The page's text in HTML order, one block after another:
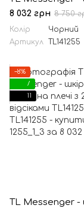
8 032 грн 8 750
Колір
Чорний
Артикул
TL141255
−8%
7
11